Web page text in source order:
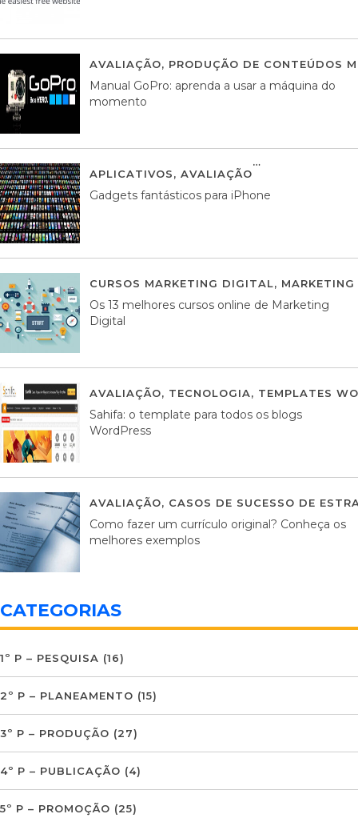
AVALIAÇÃO, PRODUÇÃO DE CONTEÚDOS
Manual GoPro: aprenda a usar a máquina do
momento
APLICATIVOS, AVALIAÇÃO
Gadgets fantásticos para iPhone
CURSOS MARKETING DIGITAL,
Os 13 melhores cursos online de Marketing
Digital
AVALIAÇÃO, TECNOLOGIA, TEMPLATES
Sahifa: o template para todos os blogs
WordPress
AVALIAÇÃO, CASOS DE SUCESSO DE
Como fazer um currículo original? Conheça os
melhores exemplos
CATEGORIAS
1º P – PESQUISA (16)
2º P – PLANEAMENTO (15)
3º P – PRODUÇÃO (27)
4º P – PUBLICAÇÃO (4)
5º P – PROMOÇÃO (25)